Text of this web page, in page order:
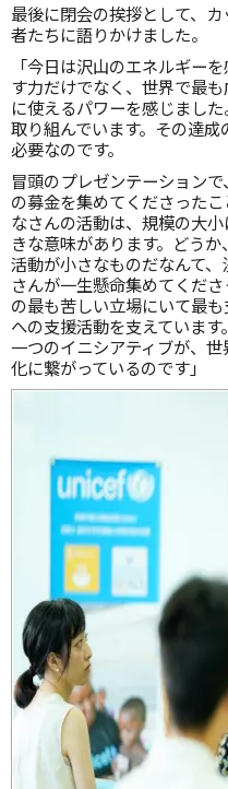
最後に閉会の挨拶として、
者たちに語りかけました。
「今日は沢山のエネルギー
す力だけでなく、世界で最
に使えるパワーを感じまし
取り組んでいます。その達
必要なのです。
冒頭のプレゼンテーション
の募金を集めてくださった
なさんの活動は、規模の大
きな意味があります。どう
活動が小さなものだなんて
さんが一生懸命集めてくだ
の最も苦しい立場にいて最
への支援活動を支えていま
一つのイニシアティブが、
化に繋がっているのです」